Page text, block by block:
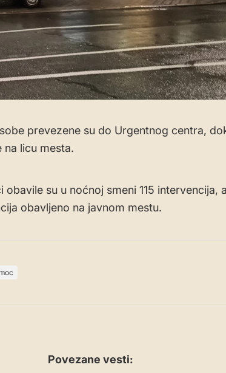
prevezene su do Urgentnog centra,
na licu mesta.
obavile su u noćnoj smeni 115 intervencija,
obavljeno na javnom mestu.
Povezane vesti: